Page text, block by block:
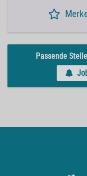
Passende